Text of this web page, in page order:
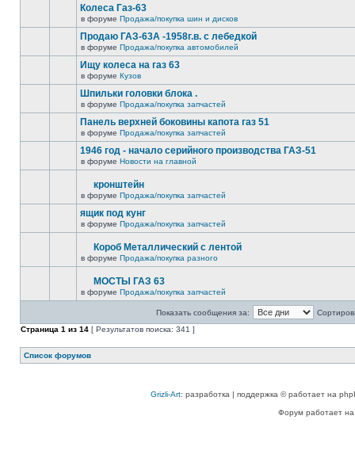
Колеса Газ-63
в форуме Продажа/покупка шин и дисков
Продаю ГАЗ-63А -1958г.в. с лебедкой
в форуме Продажа/покупка автомобилей
Ищу колеса на газ 63
в форуме Кузов
Шпильки головки блока .
в форуме Продажа/покупка запчастей
Панель верхней боковины капота газ 51
в форуме Продажа/покупка запчастей
1946 год - начало серийного производства ГАЗ-51
в форуме Новости на главной
кронштейн
в форуме Продажа/покупка запчастей
ящик под кунг
в форуме Продажа/покупка запчастей
Короб Металлический с лентой
в форуме Продажа/покупка разного
МОСТЫ ГАЗ 63
в форуме Продажа/покупка запчастей
Показать сообщения за:
Страница 1 из 14 [ Результатов поиска: 341 ]
Список форумов
Grizli-Art: разработка | поддержка © работает на
Форум работает